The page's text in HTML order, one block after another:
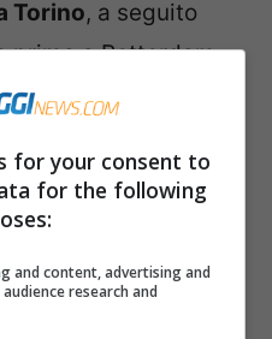
Torino, a seguito
prima a Rotterdam
il concorso canoro
non solo,
ancora la
guerra in corso,
for your consent to
for the following
and content, advertising and
research and